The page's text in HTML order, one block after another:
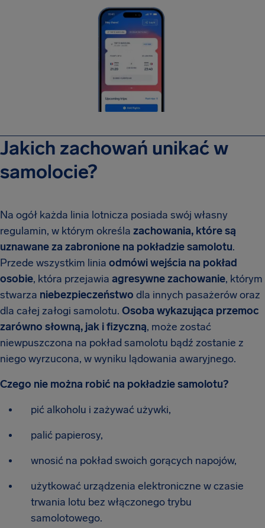
Jakich zachowań unikać w
samolocie?
Na ogół każda linia lotnicza posiada swój własny
regulamin, w którym określa zachowania, które są
uznawane za zabronione na pokładzie samolotu.
Przede wszystkim linia odmówi wejścia na pokład
osobie, która przejawia agresywne zachowanie, którym
stwarza niebezpieczeństwo dla innych pasażerów oraz
dla całej załogi samolotu. Osoba wykazująca przemoc
zarówno słowną, jak i fizyczną, może zostać
niewpuszczona na pokład samolotu bądź zostanie z
niego wyrzucona, w wyniku lądowania awaryjnego.
Czego nie można robić na pokładzie samolotu?
pić alkoholu i zażywać używki,
palić papierosy,
wnosić na pokład swoich gorących napojów,
użytkować urządzenia elektroniczne w czasie
trwania lotu bez włączonego trybu
samolotowego.